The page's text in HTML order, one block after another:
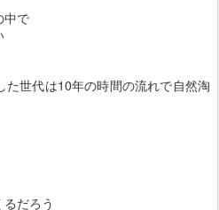
中で
た世代は10年の時間の流れで自然淘
だろう